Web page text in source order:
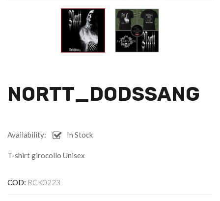
NORTT_DODSSANG
Availability: In Stock
T-shirt girocollo Unisex
COD: RCK0223